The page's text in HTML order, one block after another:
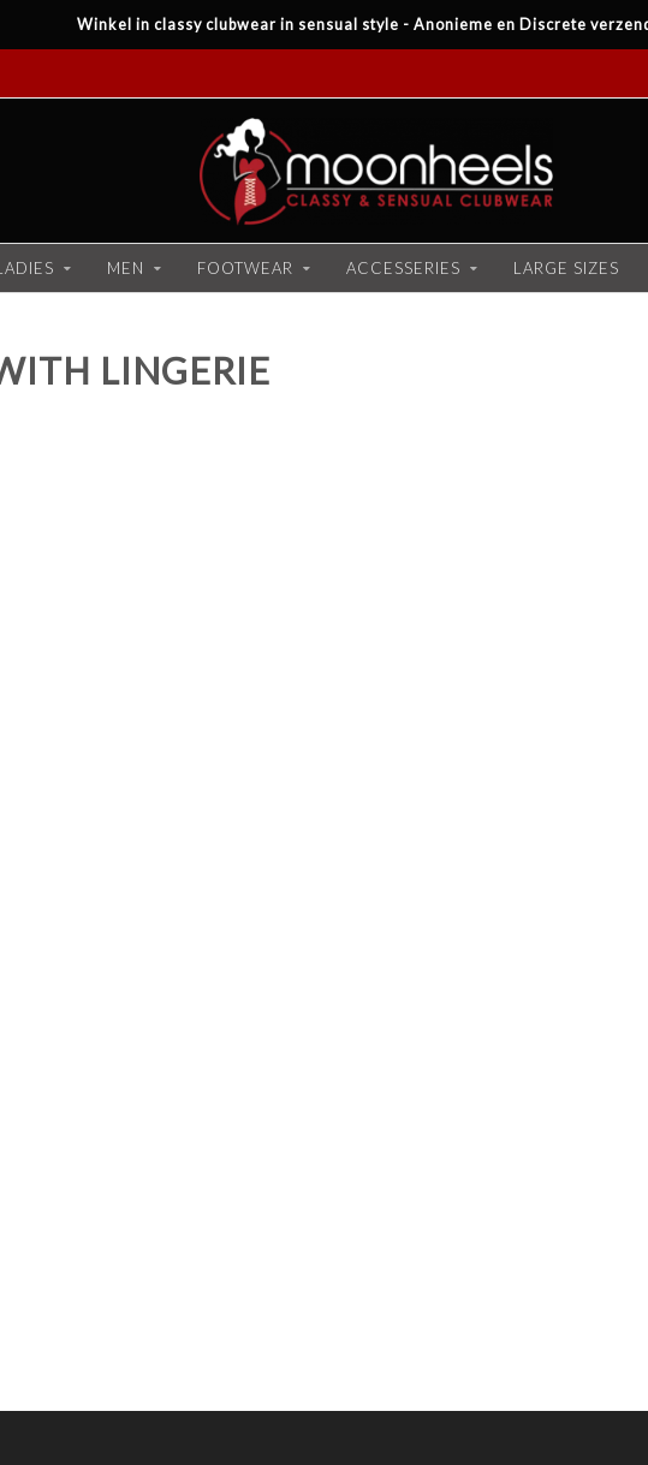
Winkel in classy clubwear in sensual style - Anonieme en Discrete
MEN FOOTWEAR ACCESSERIES LARGE SIZES
LINGERIE